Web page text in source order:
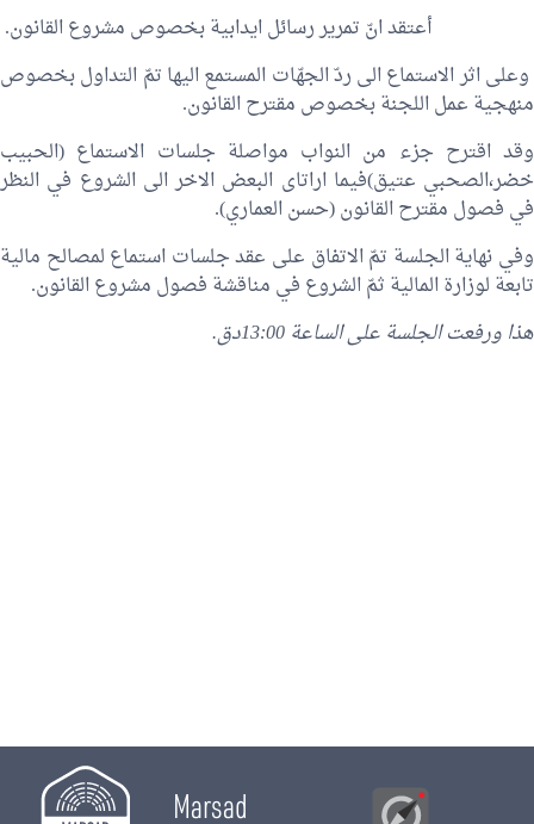
أعتقد انّ تمرير رسائل ايدابية بخصوص مشروع القانون.
وعلى اثر الاستماع الى ردّ الجهّات المستمع اليها تمّ التداول بخصوص
منهجية عمل اللجنة بخصوص مقترح القانون.
وقد اقترح جزء من النواب مواصلة جلسات الاستماع (الحبيب
خضر،الصحبي عتيق)فيما اراتاى البعض الاخر الى الشروع في النظر
في فصول مقترح القانون (حسن العماري).
وفي نهاية الجلسة تمّ الاتفاق على عقد جلسات استماع لمصالح مالية
تابعة لوزارة المالية ثمّ الشروع في مناقشة فصول مشروع القانون.
هذا ورفعت الجلسة على الساعة 13:00دق.
Marsad